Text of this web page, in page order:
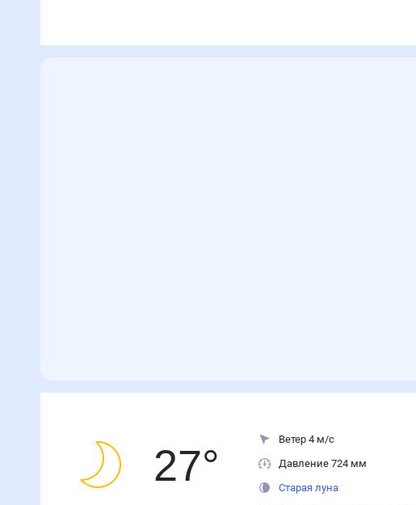
27°
Ветер 4 м/с
Давление 724 мм
Старая луна